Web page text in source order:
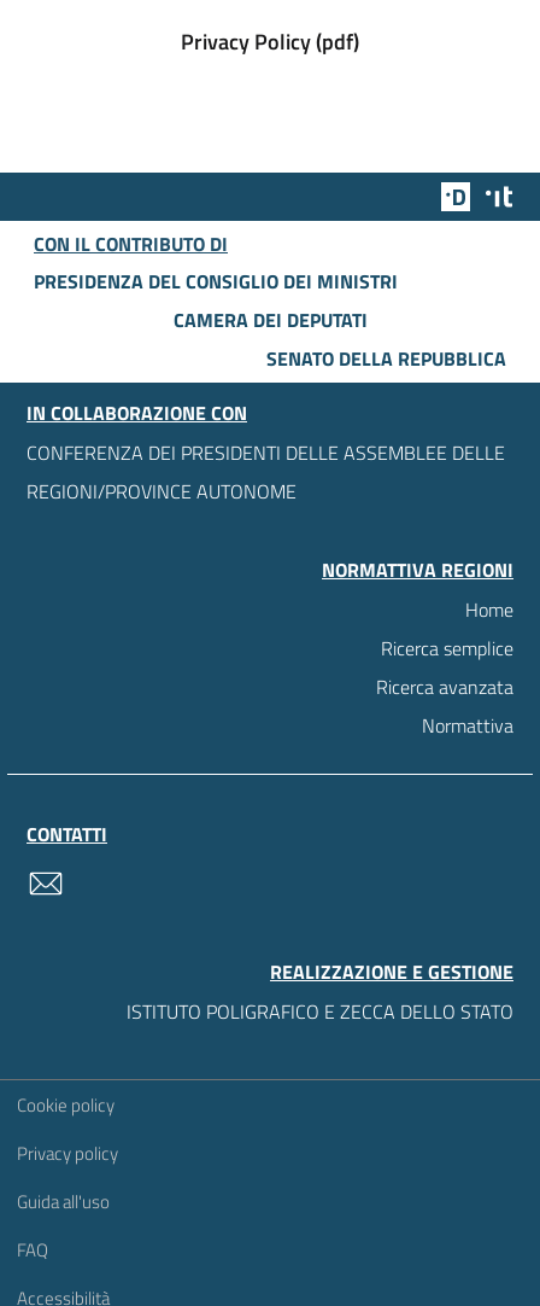
Privacy Policy (pdf)
Team
CON IL CONTRIBUTO DI
PRESIDENZA DEL CONSIGLIO DEI MINISTRI
CAMERA DEI DEPUTATI
SENATO DELLA REPUBBLICA
IN COLLABORAZIONE CON
CONFERENZA DEI PRESIDENTI DELLE ASSEMBLEE DELLE
REGIONI/PROVINCE AUTONOME
NORMATTIVA REGIONI
Home
Ricerca semplice
Ricerca avanzata
Normattiva
CONTATTI
REALIZZAZIONE E GESTIONE
ISTITUTO POLIGRAFICO E ZECCA DELLO STATO
Sezione Link Utili
Cookie policy
Privacy policy
Guida all'uso
FAQ
Accessibilità